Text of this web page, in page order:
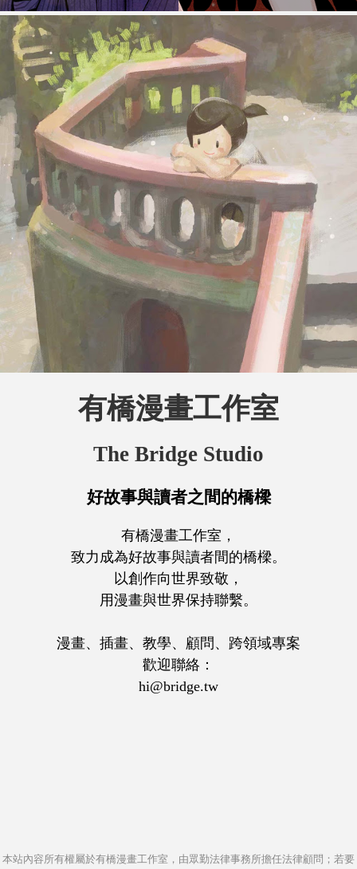
有橋漫畫工作室
The Bridge Studio
好故事與讀者之間的橋樑
有橋漫畫工作室，
致力成為好故事與讀者間的橋樑。
以創作向世界致敬，
用漫畫與世界保持聯繫。
漫畫、插畫、教學、顧問、跨領域專案
歡迎聯絡：
hi@bridge.tw
本站內容所有權屬於有橋漫畫工作室 ，由眾勤法律事務所擔任法律顧問；若要